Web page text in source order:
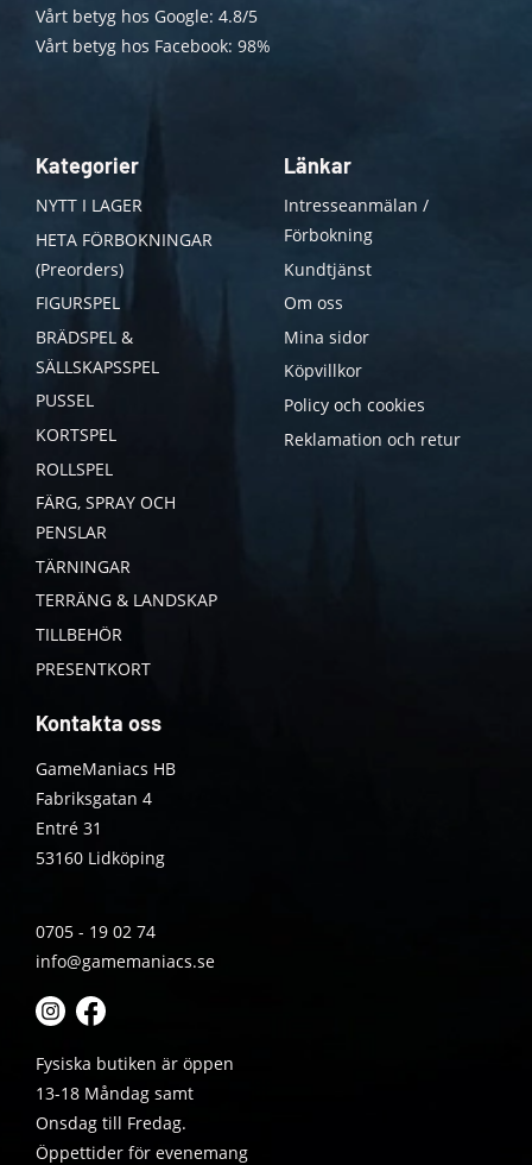
Vårt betyg hos Google: 4.8/5
Vårt betyg hos Facebook: 98%
Kategorier
NYTT I LAGER
HETA FÖRBOKNINGAR
(Preorders)
FIGURSPEL
BRÄDSPEL &
SÄLLSKAPSSPEL
PUSSEL
KORTSPEL
ROLLSPEL
FÄRG, SPRAY OCH
PENSLAR
TÄRNINGAR
TERRÄNG & LANDSKAP
TILLBEHÖR
PRESENTKORT
Länkar
Intresseanmälan /
Förbokning
Kundtjänst
Om oss
Mina sidor
Köpvillkor
Policy och cookies
Reklamation och retur
Kontakta oss
GameManiacs HB
Fabriksgatan 4
Entré 31
53160 Lidköping
0705 - 19 02 74
info@gamemaniacs.se
Fysiska butiken är öppen
13-18 Måndag samt
Onsdag till Fredag.
Öppettider för evenemang